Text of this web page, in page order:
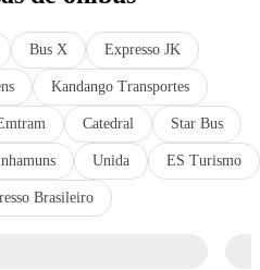
Bus X Expresso JK
Kandango Transportes
Catedral Star Bus
Unida ES Turismo
Brasileiro